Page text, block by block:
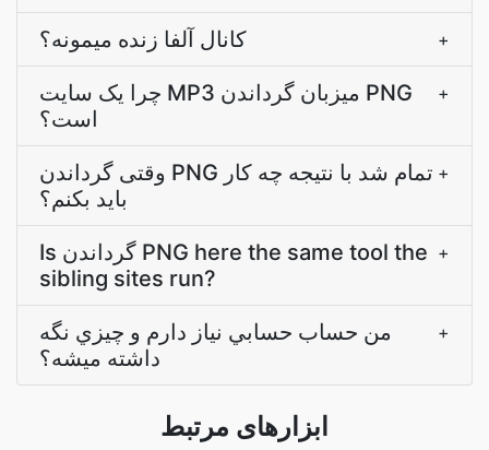
کانال آلفا زنده ميمونه؟ +
چرا یک سایت MP3 میزبان گرداندن PNG
است؟
+
وقتی گرداندن PNG تمام شد با نتیجه چه کار
باید بکنم؟
+
Is گرداندن PNG here the same tool the
sibling sites run?
+
من حساب حسابي نياز دارم و چيزي نگه
داشته ميشه؟
+
ابزارهای مرتبط